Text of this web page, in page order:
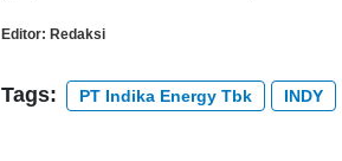
Editor: Redaksi
Tags: PT Indika Energy Tbk INDY